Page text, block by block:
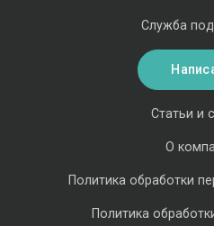
Статьи и
О
Политика обработки
Политика
Служба